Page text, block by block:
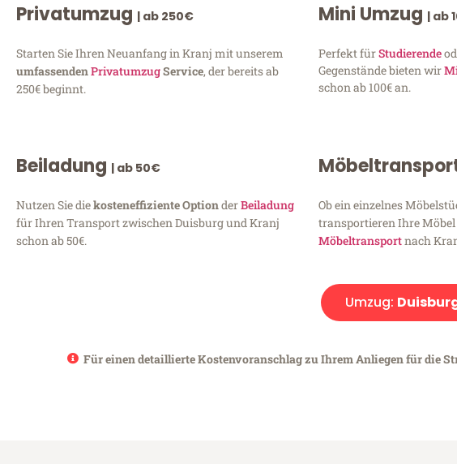
Privatumzug | ab 250€
Starten Sie Ihren Neuanfang in Kranj mit unserem
umfassendenPrivatumzugService, der bereits ab
250€ beginnt.
Mini Umzug | ab
Perfekt fürStudierende
Gegenstände bieten wir
schon ab 100€ an.
Beiladung | ab 50€
Nutzen Sie diekosteneffiziente OptionderBeiladung
für Ihren Transport zwischen Duisburg und Kranj
schon ab 50€.
Ob ein einzelnes
transportieren Ihre
Möbeltransportnach
Umzug:
Für einen detaillierte Kostenvoranschlag zu Ihrem Anliegen für die